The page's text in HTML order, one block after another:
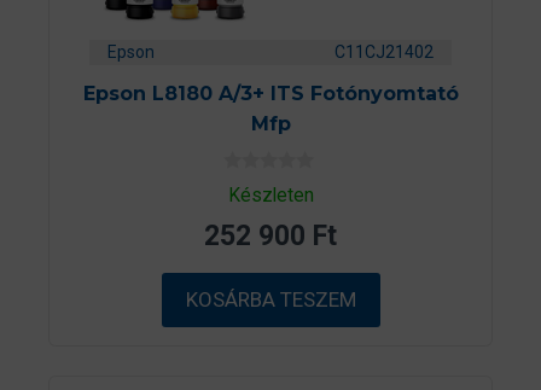
Epson C11CJ21402
Epson L8180 A/3+ ITS Fotónyomtató
Mfp
0
a
5
b
ő
l
Készleten
252 900 Ft
KOSÁRBA TESZEM